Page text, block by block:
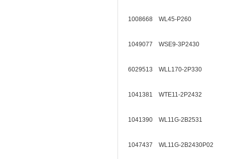
1008668 WL45-P260
1049077 WSE9-3P2430
6029513 WLL170-2P330
1041381 WTE11-2P2432
1041390 WL11G-2B2531
1047437 WL11G-2B2430P02